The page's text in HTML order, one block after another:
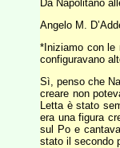
Da Napolitano
Angelo M.
*Iniziamo con le
configuravano
Sì, penso che
creare non
Letta è stato
era una figura
sul Po e
stato il secondo